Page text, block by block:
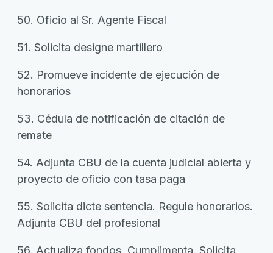
50. Oficio al Sr. Agente Fiscal
51. Solicita designe martillero
52. Promueve incidente de ejecución de
honorarios
53. Cédula de notificación de citación de
remate
54. Adjunta CBU de la cuenta judicial abierta y
proyecto de oficio con tasa paga
55. Solicita dicte sentencia. Regule honorarios.
Adjunta CBU del profesional
56. Actualiza fondos. Cumplimenta. Solicita